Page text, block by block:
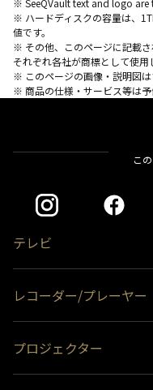
※ SeeQVault text and logo are
※ ハードディスクの容量は、
値です。
※ その他、このページに記載さ
それぞれ各社が商標として使用
※ このページの画像・説明図は
※ 商品の仕様・サービス等は予
こ
テレビ
レコーダー/プレーヤー
プロジェクター